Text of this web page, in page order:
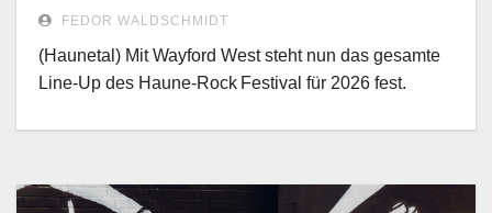
FEDOR WALDSCHMIDT
(Haunetal) Mit Wayford West steht nun das gesamte
Line-Up des Haune‑Rock Festival für 2026 fest.